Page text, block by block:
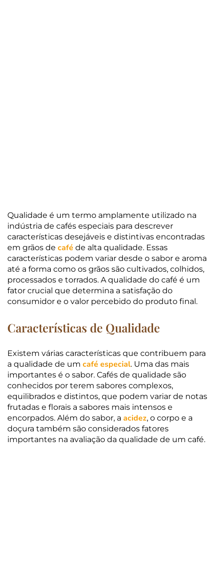
Qualidade é um termo amplamente utilizado na
indústria de cafés especiais para descrever
características desejáveis ​​e distintivas encontradas
em grãos de café de alta qualidade. Essas
características podem variar desde o sabor e aroma
até a forma como os grãos são cultivados, colhidos,
processados ​​e torrados. A qualidade do café é um
fator crucial que determina a satisfação do
consumidor e o valor percebido do produto final.
Características de Qualidade
Existem várias características que contribuem para
a qualidade de um café especial. Uma das mais
importantes é o sabor. Cafés de qualidade são
conhecidos por terem sabores complexos,
equilibrados e distintos, que podem variar de notas
frutadas e florais a sabores mais intensos e
encorpados. Além do sabor, a acidez, o corpo e a
doçura também são considerados fatores
importantes na avaliação da qualidade de um café.